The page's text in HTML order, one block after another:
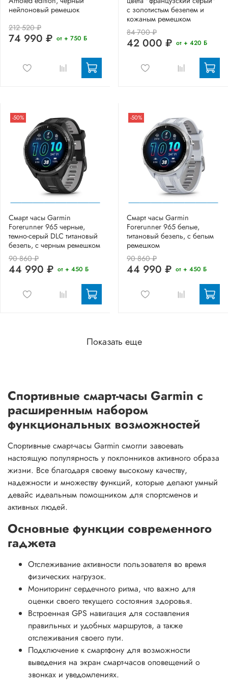
нейлоновый ремешок
212 520 ₽
74 990 ₽ от + 750 Б
с золотистым безелем и
кожаным ремешком
84 700 ₽
42 000 ₽ от + 420 Б
-50%
Смарт часы Garmin
Forerunner 965 черные,
темно-серый DLC титановый
безель, с черным ремешком
90 860 ₽
44 990 ₽ от + 450 Б
-50%
Смарт часы Garmin
Forerunner 965 белые,
титановый безель, с белым
ремешком
90 860 ₽
44 990 ₽ от + 450 Б
Показать еще
Спортивные смарт-часы Garmin с
расширенным набором
функциональных возможностей
Спортивные смарт-часы Garmin смогли завоевать
настоящую популярность у поклонников активного образа
жизни. Все благодаря своему высокому качеству,
надежности и множеству функций, которые делают умный
девайс идеальным помощником для спортсменов и
активных людей.
Основные функции современного
гаджета
Отслеживание активности пользователя во время
физических нагрузок.
Мониторинг сердечного ритма, что важно для
оценки своего текущего состояния здоровья.
Встроенная GPS навигация для составления
правильных и удобных маршрутов, а также
отслеживания своего пути.
Подключение к смартфону для возможности
выведения на экран смарт-часов оповещений о
звонках и уведомлениях.